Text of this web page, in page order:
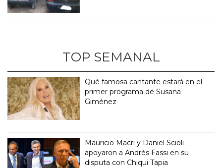
TOP SEMANAL
Qué famosa cantante estará en el
primer programa de Susana
Giménez
Mauricio Macri y Daniel Scioli
apoyaron a Andrés Fassi en su
disputa con Chiqui Tapia